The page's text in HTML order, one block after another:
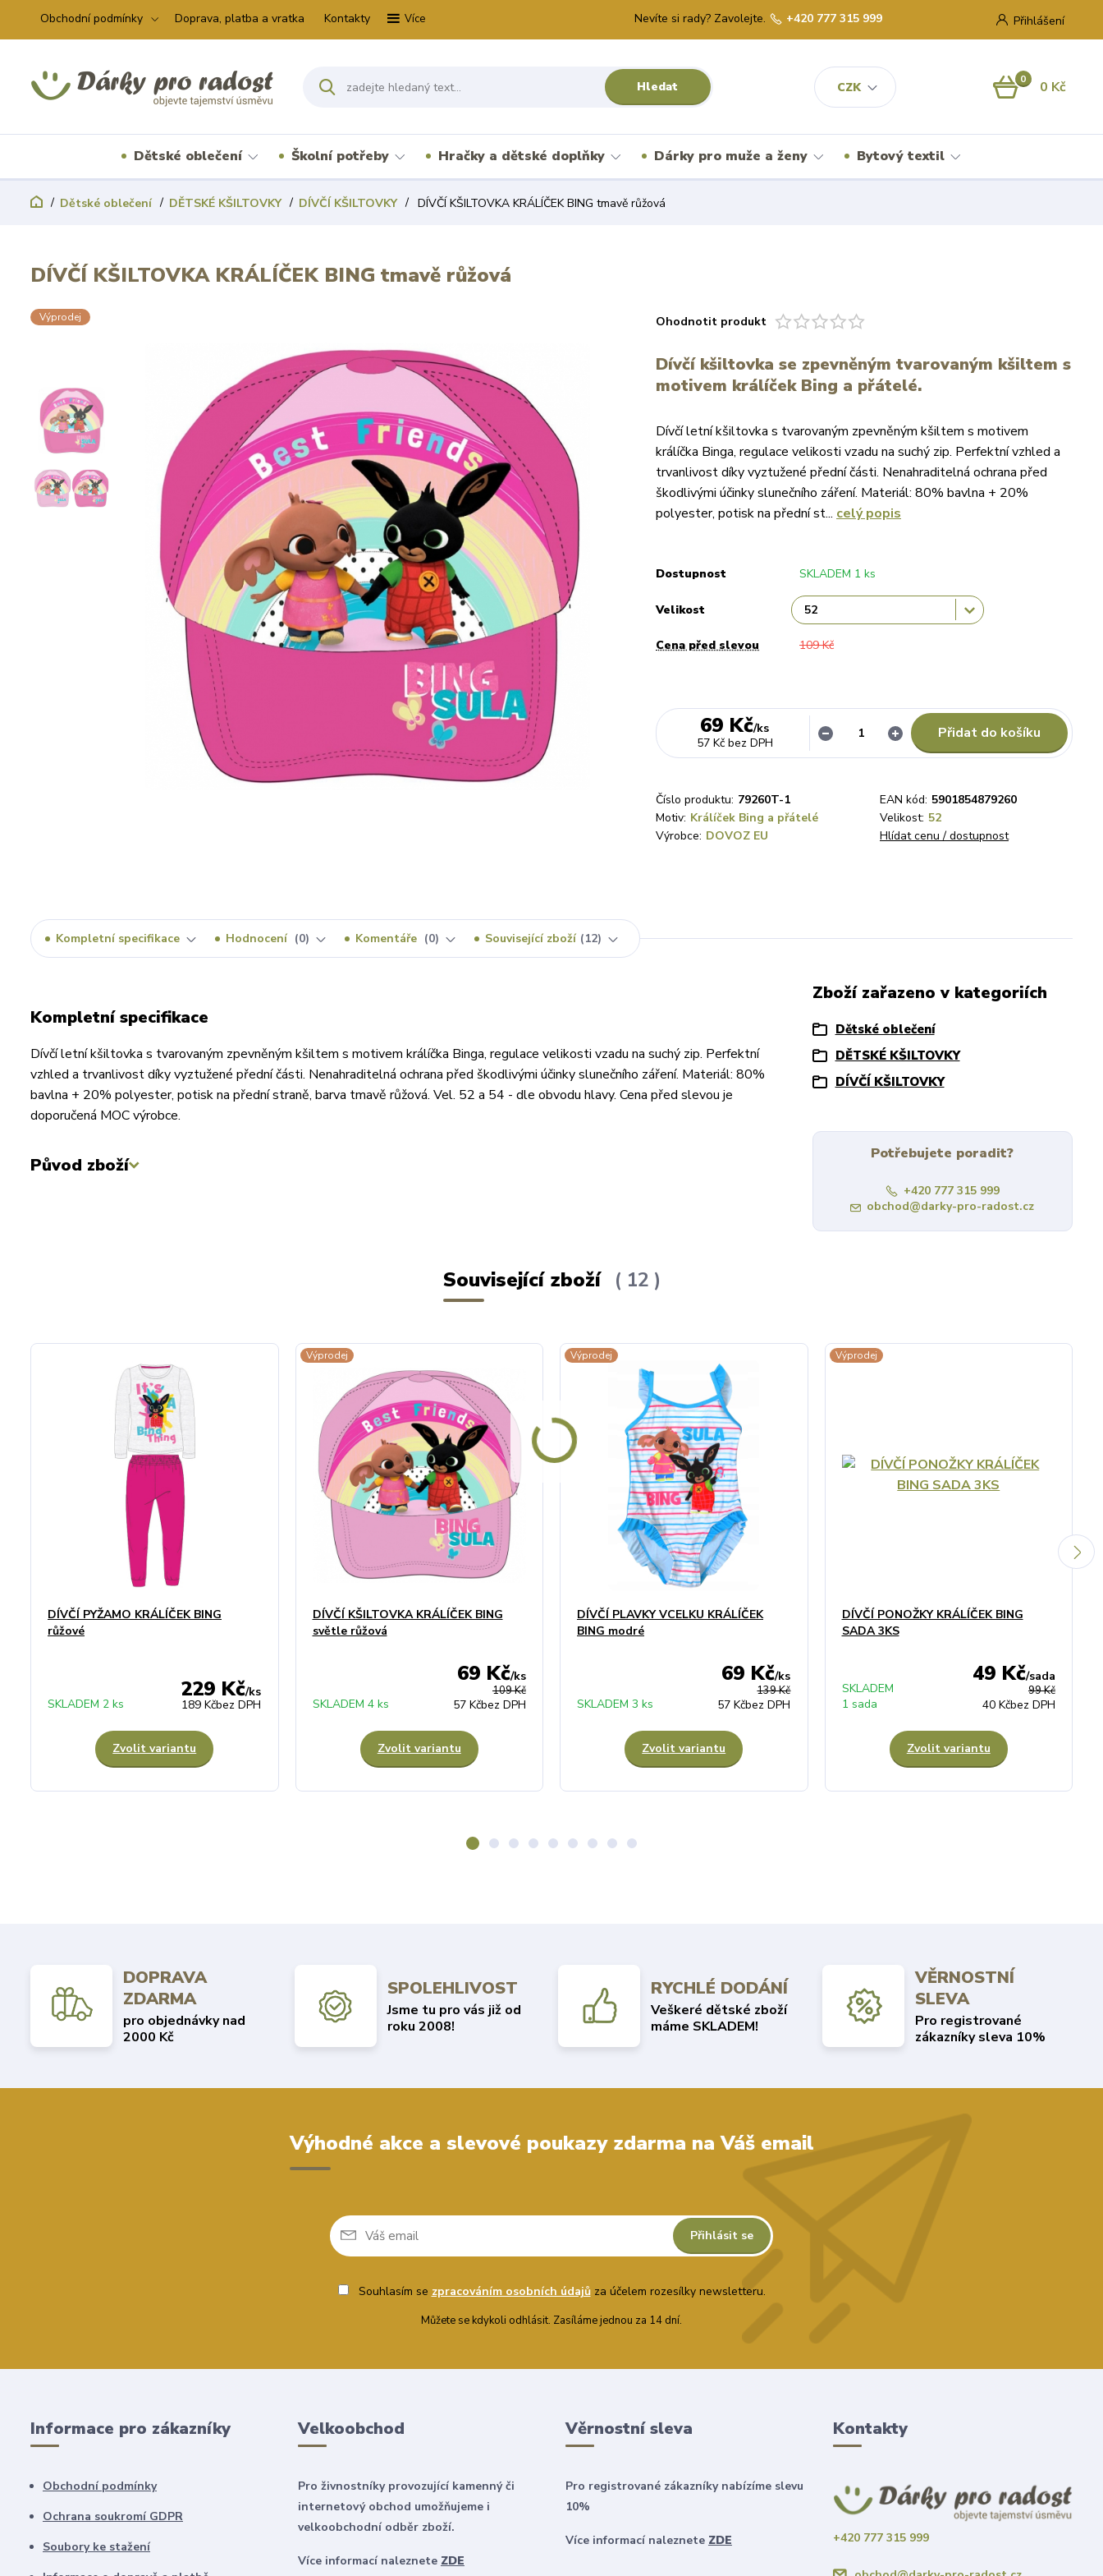
Obchodní podmínky Doprava, platba a vratka Kontakty Více
CZK
Přihlášení
Hledat
Nevíte si rady? Zavolejte. +420 777 315 999
0 0 Kč
Dětské oblečení Školní potřeby Hračky a dětské doplňky Dárky pro muže a ženy Bytový textil
Dětské oblečení DĚTSKÉ KŠILTOVKY DÍVČÍ KŠILTOVKY DÍVČÍ KŠILTOVKA KRÁLÍČEK BING tmavě růžová
DÍVČÍ KŠILTOVKA KRÁLÍČEK BING tmavě růžová
Výprodej Ohodnotit produkt
Dívčí kšiltovka se zpevněným tvarovaným kšiltem s
motivem králíček Bing a přátelé.
Dívčí letní kšiltovka s tvarovaným zpevněným kšiltem s motivem
králíčka Binga, regulace velikosti vzadu na suchý zip. Perfektní vzhled a
trvanlivost díky vyztužené přední části. Nenahraditelná ochrana před
škodlivými účinky slunečního záření. Materiál: 80% bavlna + 20%
polyester, potisk na přední st... celý popis
Dostupnost SKLADEM 1 ks
Velikost
Cena před slevou 109 Kč
69 Kč/ks
57 Kč bez DPH
Přidat do košíku
Číslo produktu: 79260T-1 EAN kód: 5901854879260
Motiv: Králíček Bing a přátelé Velikost: 52
Výrobce: DOVOZ EU Hlídat cenu / dostupnost
Kompletní specifikace Hodnocení 0 Komentáře 0 Související zboží 12
Kompletní specifikace
Dívčí letní kšiltovka s tvarovaným zpevněným kšiltem s motivem králíčka Binga, regulace velikosti vzadu na suchý zip. Perfektní
vzhled a trvanlivost díky vyztužené přední části. Nenahraditelná ochrana před škodlivými účinky slunečního záření. Materiál: 80%
bavlna + 20% polyester, potisk na přední straně, barva tmavě růžová. Vel. 52 a 54 - dle obvodu hlavy. Cena před slevou je
doporučená MOC výrobce.
Původ zboží
Zboží zařazeno v kategoriích
Dětské oblečení
DĚTSKÉ KŠILTOVKY
DÍVČÍ KŠILTOVKY
Potřebujete poradit?
+420 777 315 999
obchod@darky-pro-radost.cz
Související zboží 12
DÍVČÍ PYŽAMO KRÁLÍČEK BING
růžové
229 Kč/ks
189 Kčbez DPH
SKLADEM 2 ks
Zvolit variantu
Výprodej
DÍVČÍ KŠILTOVKA KRÁLÍČEK BING
světle růžová
109 Kč
69 Kč/ks
57 Kčbez DPH
SKLADEM 4 ks
Zvolit variantu
Výprodej
DÍVČÍ PLAVKY VCELKU KRÁLÍČEK
BING modré
139 Kč
69 Kč/ks
57 Kčbez DPH
SKLADEM 3 ks
Zvolit variantu
Výprodej
DÍVČÍ PONOŽKY KRÁLÍČEK BING
SADA 3KS
99 Kč
49 Kč/sada
40 Kčbez DPH
SKLADEM
1 sada
Zvolit variantu
DOPRAVA
ZDARMA
pro objednávky nad
2000 Kč
SPOLEHLIVOST
Jsme tu pro vás již od
roku 2008!
RYCHLÉ DODÁNÍ
Veškeré dětské zboží
máme SKLADEM!
VĚRNOSTNÍ
SLEVA
Pro registrované
zákazníky sleva 10%
Výhodné akce a slevové poukazy zdarma na Váš email
Přihlásit se
Souhlasím se zpracováním osobních údajůza účelem rozesílky newsletteru.
Můžete se kdykoli odhlásit. Zasíláme jednou za 14 dní.
Informace pro zákazníky
Obchodní podmínky
Ochrana soukromí GDPR
Soubory ke stažení
Velkoobchod
Pro živnostníky provozující kamenný či
internetový obchod umožňujeme i
velkoobchodní odběr zboží.
Více informací naleznete ZDE
Věrnostní sleva
Pro registrované zákazníky nabízíme slevu
10%
Více informací naleznete ZDE
Kontakty
+420 777 315 999